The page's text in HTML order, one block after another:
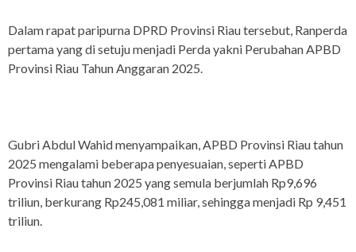
Dalam rapat paripurna DPRD Provinsi Riau tersebut, Ranperda
pertama yang di setuju menjadi Perda yakni Perubahan APBD
Provinsi Riau Tahun Anggaran 2025.
Gubri Abdul Wahid menyampaikan, APBD Provinsi Riau tahun
2025 mengalami beberapa penyesuaian, seperti APBD
Provinsi Riau tahun 2025 yang semula berjumlah Rp9,696
triliun, berkurang Rp245,081 miliar, sehingga menjadi Rp 9,451
triliun.